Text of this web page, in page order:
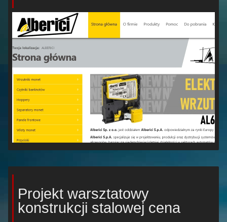
Projekt warsztatowy
konstrukcji stalowej cena